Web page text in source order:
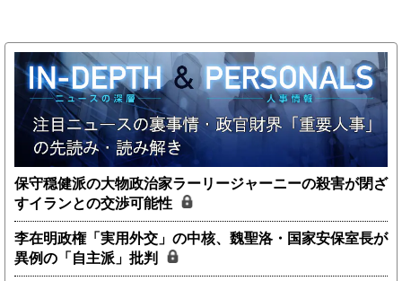
保守穏健派の大物政治家ラーリージャーニーの殺害が閉ざ
すイランとの交渉可能性
李在明政権「実用外交」の中核、魏聖洛・国家安保室長が
異例の「自主派」批判